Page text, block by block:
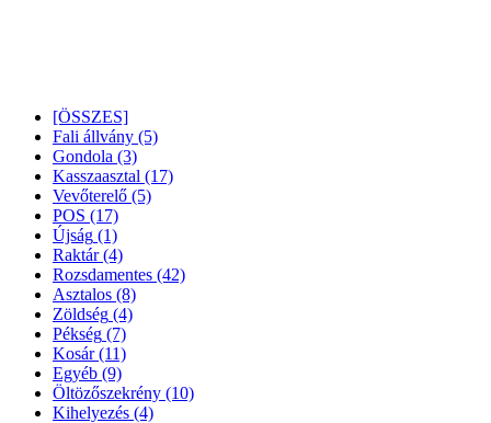
[ÖSSZES]
Fali állvány (5)
Gondola (3)
Kasszaasztal (17)
Vevőterelő (5)
POS (17)
Újság (1)
Raktár (4)
Rozsdamentes (42)
Asztalos (8)
Zöldség (4)
Pékség (7)
Kosár (11)
Egyéb (9)
Öltözőszekrény (10)
Kihelyezés (4)